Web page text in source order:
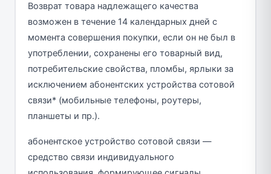
Возврат товара надлежащего качества
возможен в течение 14 календарных дней с
момента совершения покупки, если он не был в
употреблении, сохранены его товарный вид,
потребительские свойства, пломбы, ярлыки за
исключением абонентских устройства сотовой
связи* (мобильные телефоны, роутеры,
планшеты и пр.).
абонентское устройство сотовой связи —
средство связи индивидуального